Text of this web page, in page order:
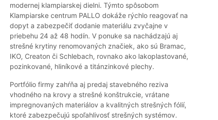
modernej klampiarskej dielni. Týmto spôsobom
Klampiarske centrum PALLO dokáže rýchlo reagovať na
dopyt a zabezpečiť dodanie materiálu zvyčajne v
priebehu 24 až 48 hodín. V ponuke sa nachádzajú aj
strešné krytiny renomovaných značiek, ako sú Bramac,
IKO, Creaton či Schlebach, rovnako ako lakoplastované,
pozinkované, hliníkové a titánzinkové plechy.
Portfólio firmy zahŕňa aj predaj stavebného reziva
vhodného na krovy a strešné konštrukcie, vrátane
impregnovaných materiálov a kvalitných strešných fólií,
ktoré zabezpečujú spoľahlivosť strešných systémov.